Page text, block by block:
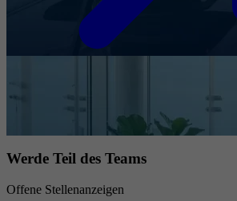
Werde Teil des Teams
Offene Stellenanzeigen